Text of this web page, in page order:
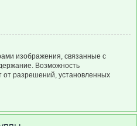
изображения, связанные с
Возможность
от разрешений, установленных